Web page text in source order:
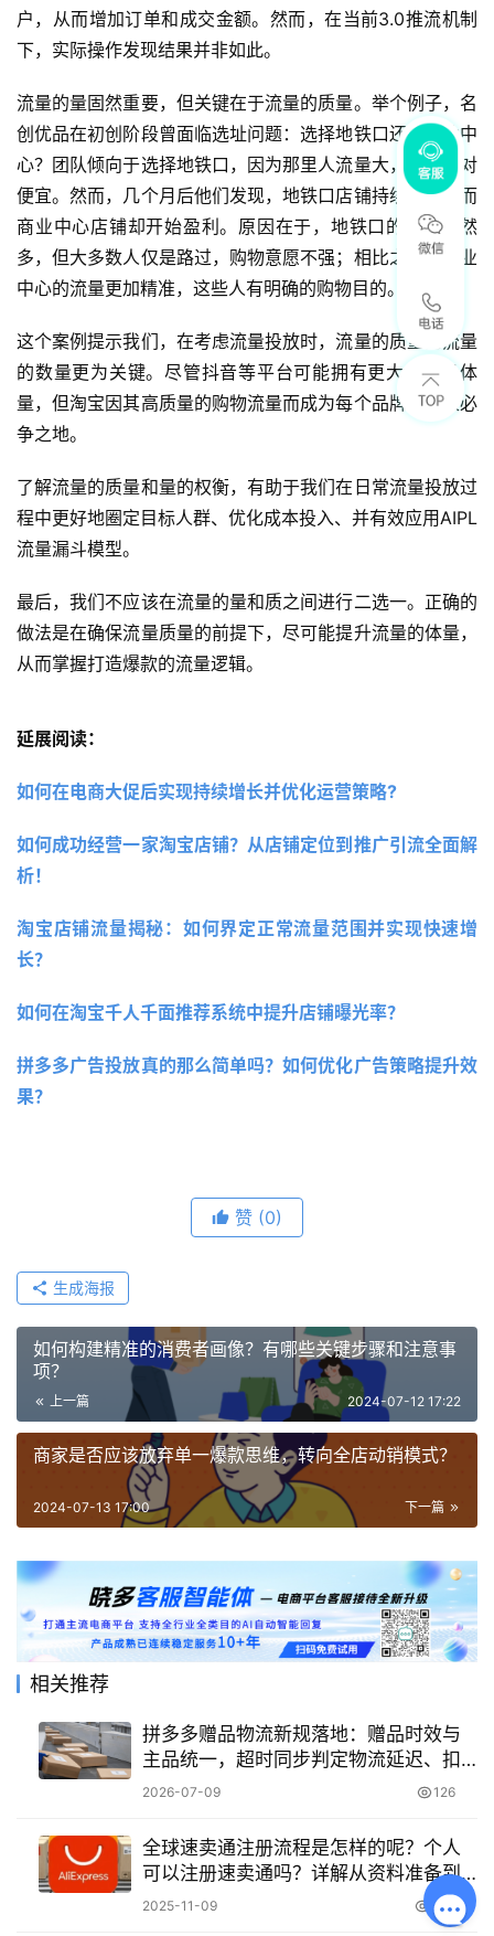
户，从而增加订单和成交金额。然而，在当前3.0推流机制
下，实际操作发现结果并非如此。
流量的量固然重要，但关键在于流量的质量。举个例子，名
创优品在初创阶段曾面临选址问题：选择地铁口还是商业中
心？团队倾向于选择地铁口，因为那里人流量大，租金相对
便宜。然而，几个月后他们发现，地铁口店铺持续亏损，而
商业中心店铺却开始盈利。原因在于，地铁口的流量虽然
多，但大多数人仅是路过，购物意愿不强；相比之下，商业
中心的流量更加精准，这些人有明确的购物目的。
这个案例提示我们，在考虑流量投放时，流量的质量比流量
的数量更为关键。尽管抖音等平台可能拥有更大的流量体
量，但淘宝因其高质量的购物流量而成为每个品牌和商家必
争之地。
了解流量的质量和量的权衡，有助于我们在日常流量投放过
程中更好地圈定目标人群、优化成本投入、并有效应用AIPL
流量漏斗模型。
最后，我们不应该在流量的量和质之间进行二选一。正确的
做法是在确保流量质量的前提下，尽可能提升流量的体量，
从而掌握打造爆款的流量逻辑。
延展阅读：
如何在电商大促后实现持续增长并优化运营策略?
如何成功经营一家淘宝店铺？从店铺定位到推广引流全面解
析！
淘宝店铺流量揭秘：如何界定正常流量范围并实现快速增
长？
如何在淘宝千人千面推荐系统中提升店铺曝光率？
拼多多广告投放真的那么简单吗？如何优化广告策略提升效
果？
赞 (0)
生成海报
如何构建精准的消费者画像？有哪些关键步骤和注意事
项？
上一篇 2024-07-12 17:22
商家是否应该放弃单一爆款思维，转向全店动销模式？
下一篇
2024-07-13 17:00
相关推荐
拼多多赠品物流新规落地：赠品时效与
主品统一，超时同步判定物流延迟、扣
分罚款
2026-07-09 126
全球速卖通注册流程是怎样的呢？个人
可以注册速卖通吗？详解从资料准备到
店铺上线的全流程，破解个人卖家的入
2025-11-09 414